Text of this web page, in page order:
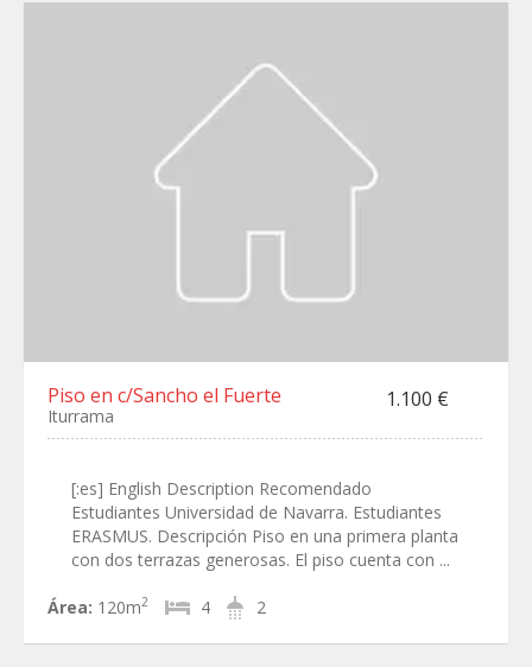
Piso en c/Sancho el Fuerte 1.100 €
Iturrama
[:es] English Description Recomendado
Estudiantes Universidad de Navarra. Estudiantes
ERASMUS. Descripción Piso en una primera planta
con dos terrazas generosas. El piso cuenta con ...
Área: 120m2 4 2